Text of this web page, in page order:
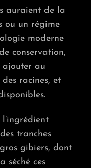
auraient de la
ou un régime
moderne
conservation,
ajouter au
racines, et
l’ingrédient
tranches
gibiers, dont
séché ces